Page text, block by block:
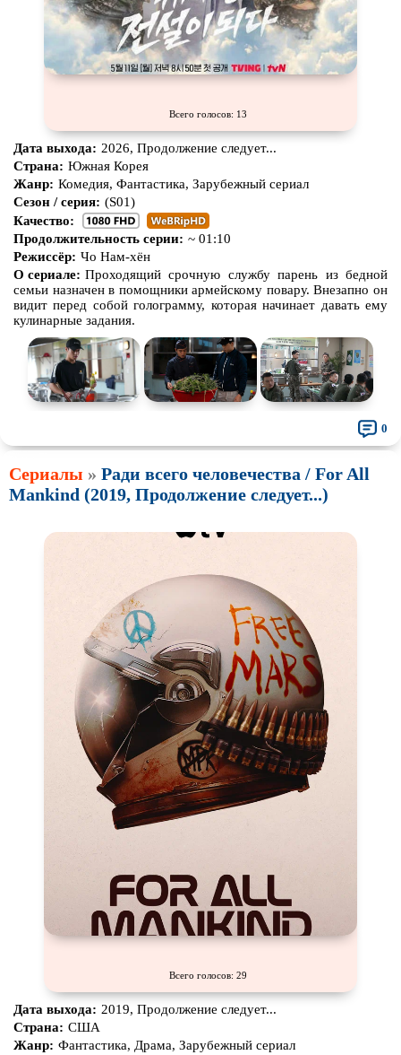
Всего голосов: 13
Дата выхода: 2026, Продолжение следует...
Страна: Южная Корея
Жанр: Комедия, Фантастика, Зарубежный сериал
Сезон / серия: (S01)
Качество:
Продолжительность серии: ~ 01:10
Режиссёр: Чо Нам-хён
О сериале: Проходящий срочную службу парень из бедной
семьи назначен в помощники армейскому повару. Внезапно он
видит перед собой голограмму, которая начинает давать ему
кулинарные задания.
0
Сериалы » Ради всего человечества / For All
Mankind (2019, Продолжение следует...)
Всего голосов: 29
Дата выхода: 2019, Продолжение следует...
Страна: США
Жанр: Фантастика, Драма, Зарубежный сериал